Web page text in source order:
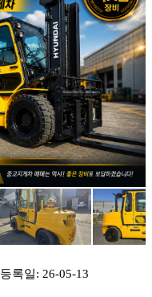
등록일: 26-05-13